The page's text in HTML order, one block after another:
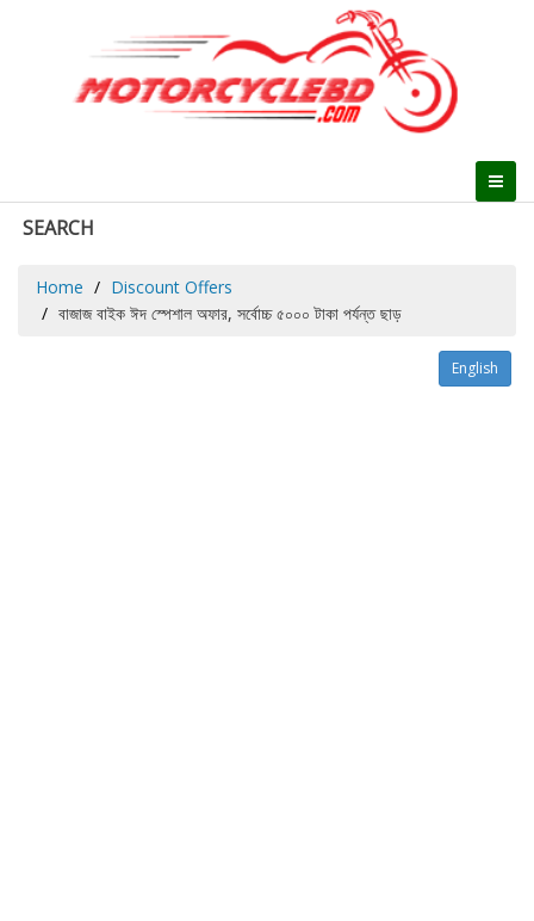
SEARCH
Home
Discount Offers
বাজাজ বাইক ঈদ স্পেশাল অফার, সর্বোচ্চ ৫০০০ টাকা পর্যন্ত ছাড়
English